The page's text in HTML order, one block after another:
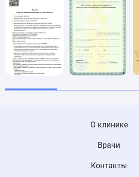
О клинике
Врачи
Контакты